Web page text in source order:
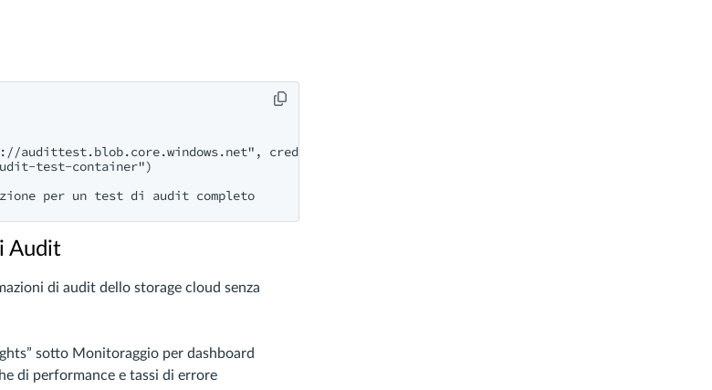
credential="<access_key>")
test-container")
Audit
di audit dello storage cloud senza
sotto Monitoraggio per dashboard
di performance e tassi di errore